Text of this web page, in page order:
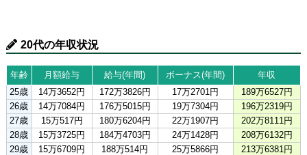
20代の年収状況
年齢 月額給与 給与(年間) ボーナス(年間)
年収
25歳
14万3652円 172万3826円 17万2701円
189万6527円
26歳
14万7084円 176万5015円 19万7304円
196万2319円
27歳
15万517円 180万6204円 22万1907円
202万8111円
28歳
15万3725円 184万4703円 24万1428円
208万6132円
29歳
15万6709円 188万514円 25万5866円 213万6381円